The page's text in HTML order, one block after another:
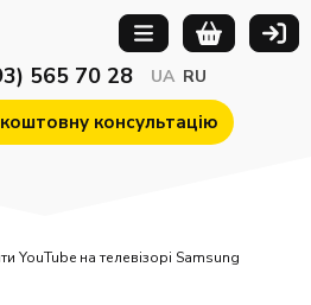
консультацію
565 70 28 UA RU
YouTube на телевізорі Samsung